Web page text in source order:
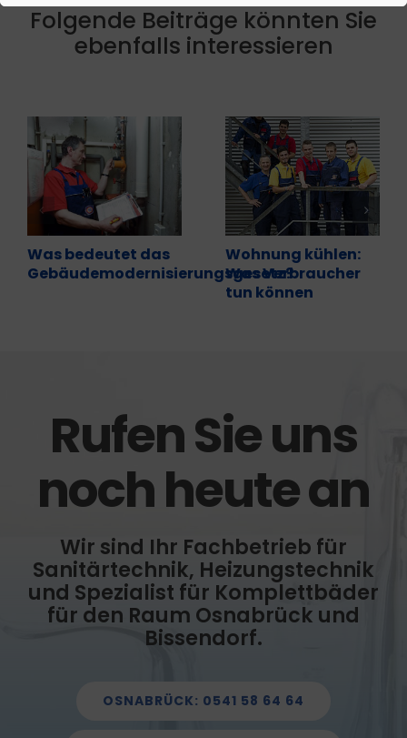
Folgende Beiträge könnten Sie
ebenfalls interessieren
Was bedeutet das
Gebäudemodernisierungsgesetz?
Wohnung kühlen:
Was Verbraucher
tun können
Rufen Sie uns
noch heute an
Wir sind Ihr Fachbetrieb für
Sanitärtechnik, Heizungstechnik
und Spezialist für Komplettbäder
für den Raum Osnabrück und
Bissendorf.
OSNABRÜCK: 0541 58 64 64